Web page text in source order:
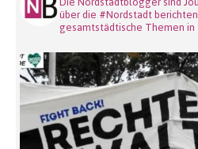
über die #Nordstadt
gesamtstädtische Themen in